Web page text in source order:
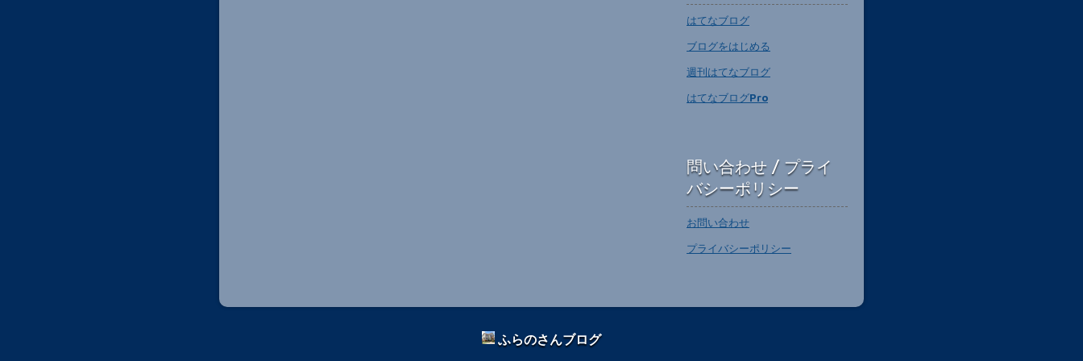
はてなブログ
ブログをはじめる
週刊はてなブログ
はてなブログPro
問い合わせ / プライ
バシーポリシー
お問い合わせ
プライバシーポリシー
ふらのさんブログ